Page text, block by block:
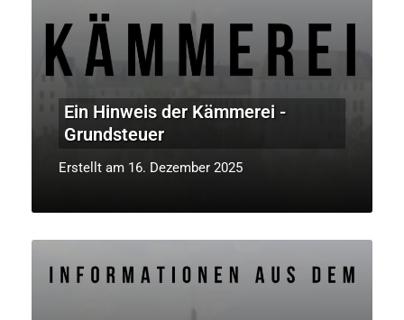
Ein Hinweis der Kämmerei -
Grundsteuer
Erstellt am 16. Dezember 2025